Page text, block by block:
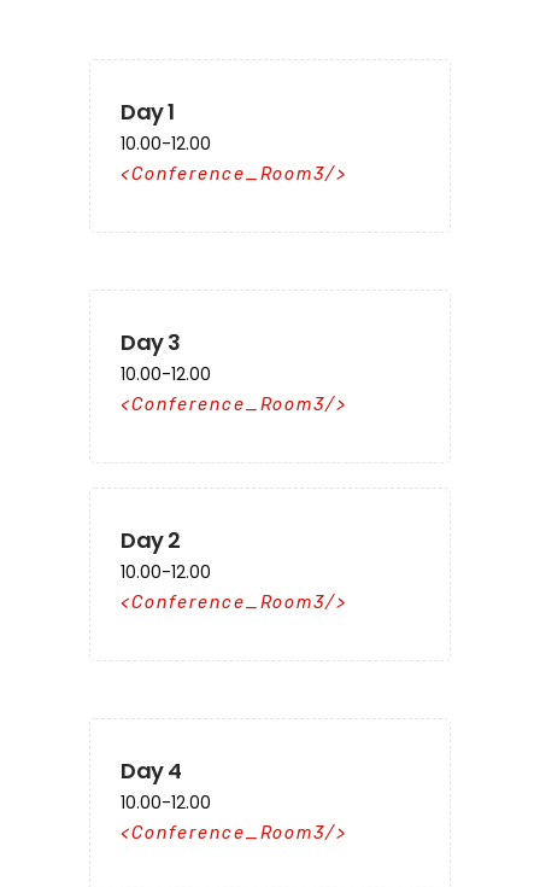
Day 1
10.00-12.00
Conference_Room3
Day 3
10.00-12.00
Conference_Room3
Day 2
10.00-12.00
Conference_Room3
Day 4
10.00-12.00
Conference_Room3